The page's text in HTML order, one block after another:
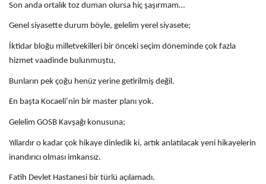
Son anda ortalık toz duman olursa hiç şaşırmam…
Genel siyasette durum böyle, gelelim yerel siyasete;
İktidar bloğu milletvekilleri bir önceki seçim döneminde çok fazla
hizmet vaadinde bulunmuştu.
Bunların pek çoğu henüz yerine getirilmiş değil.
En başta Kocaeli’nin bir master planı yok.
Gelelim GOSB Kavşağı konusuna;
Yıllardır o kadar çok hikaye dinledik ki, artık anlatılacak yeni hikayelerin
inandırıcı olması imkansız.
Fatih Devlet Hastanesi bir türlü açılamadı.